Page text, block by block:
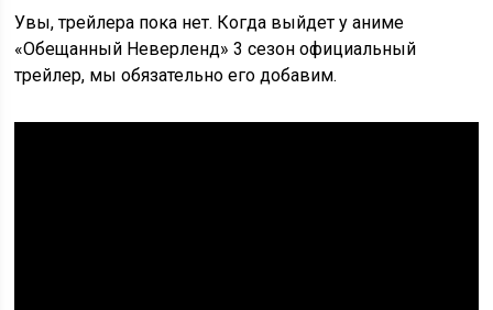
Увы, трейлера пока нет. Когда выйдет у аниме
«Обещанный Неверленд» 3 сезон официальный
трейлер, мы обязательно его добавим.